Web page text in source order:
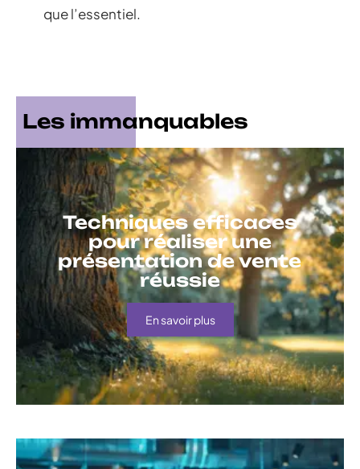
que l’essentiel.
Les immanquables
Techniques efficaces
pour réaliser une
présentation de vente
réussie
En savoir plus